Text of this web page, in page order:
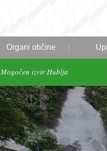
Organi občine
Mogočen izvir Hublja